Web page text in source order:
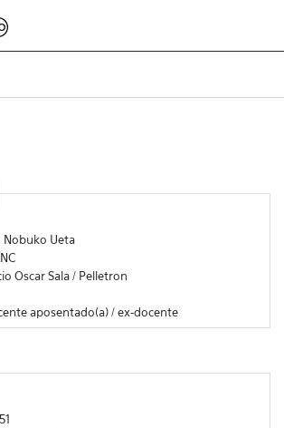
Nobuko Ueta
Oscar Sala / Pelletron
aposentado(a) / ex-docente